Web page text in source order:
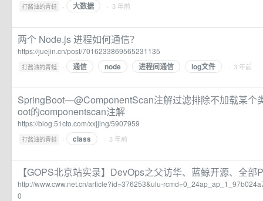
打酱油的青蛙 · 大数据 · 3 年前
两个 Node.js 进程如何通信？
https://juejin.cn/post/7016233869565231135
打酱油的青蛙 · 通信 node 进程间通信 log文件 · 3 年前
SpringBoot—@ComponentScan注解过滤排除不加载某个
oot的componentscan注解
https://blog.51cto.com/xxjjing/5907959
打酱油的青蛙 · class · 3 年前
【GOPS北京站实录】DevOps之父访华、蓝鲸开源、全部
http://www.cww.net.cn/article?id=376253&ulu-
0